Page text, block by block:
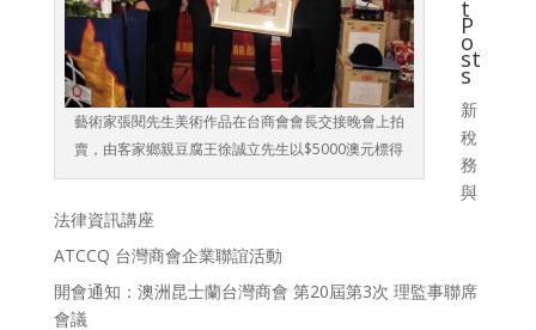
藝術家張閱先生美術作品在台商會會長交接晚會上拍
賣，由客家鄉親豆腐王徐誠立先生以$5000澳元標得
t
P
o
st
s
新
稅
務
與
法律資訊講座
ATCCQ 台灣商會企業聯誼活動
開會通知：澳洲昆士蘭台灣商會 第20屆第3次 理監事聯席
會議